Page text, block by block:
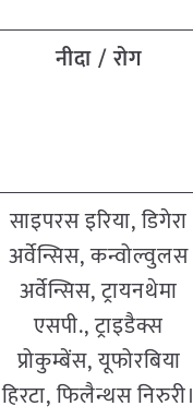
नीदा / रोग
साइपरस इरिया, डिगेरा
अर्वेन्सिस, कन्वोल्वुलस
अर्वेन्सिस, ट्रायनथेमा
एसपी., ट्राइडैक्स
प्रोकुम्बेंस, यूफोरबिया
हिरटा, फिलैन्थस निरुरी।